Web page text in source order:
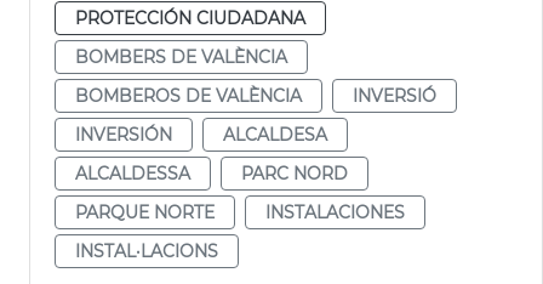
PROTECCIÓN CIUDADANA
BOMBERS DE VALÈNCIA
BOMBEROS DE VALÈNCIA
INVERSIÓ
INVERSIÓN
ALCALDESA
ALCALDESSA
PARC NORD
PARQUE NORTE
INSTALACIONES
INSTAL·LACIONS